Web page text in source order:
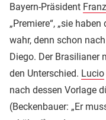
Bayern-Präsident
„Premiere“, „sie
wahr, denn schon
Diego. Der Brasilianer
den Unterschied. Lucio
nach dessen Vorlage
(Beckenbauer: „Er